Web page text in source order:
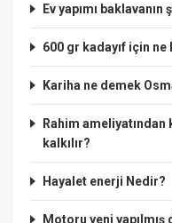
Ev yapımı
600 gr kadayıf için
Kariha ne demek
Rahim ameliyatından
kalkılır?
Hayalet enerji Nedir?
Motoru yeni yapılmış